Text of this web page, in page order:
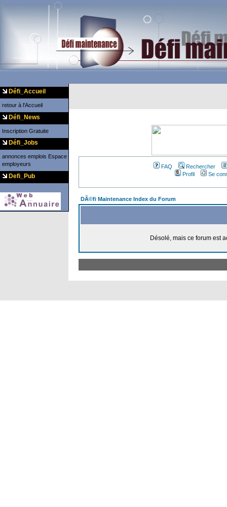
Défi_Accueil
retour à l'Accueil
Défi_News
Inscription Gratuite
Défi_Jobs
annonces emplois Espace
employeurs
Defi_Pub
FAQ
Rechercher
Profil
Se
DÃ©fi Maintenance Index du Forum
Désolé, mais ce forum est